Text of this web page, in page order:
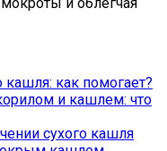
кашля: как помогает?
и кашлем: что
сухого кашля